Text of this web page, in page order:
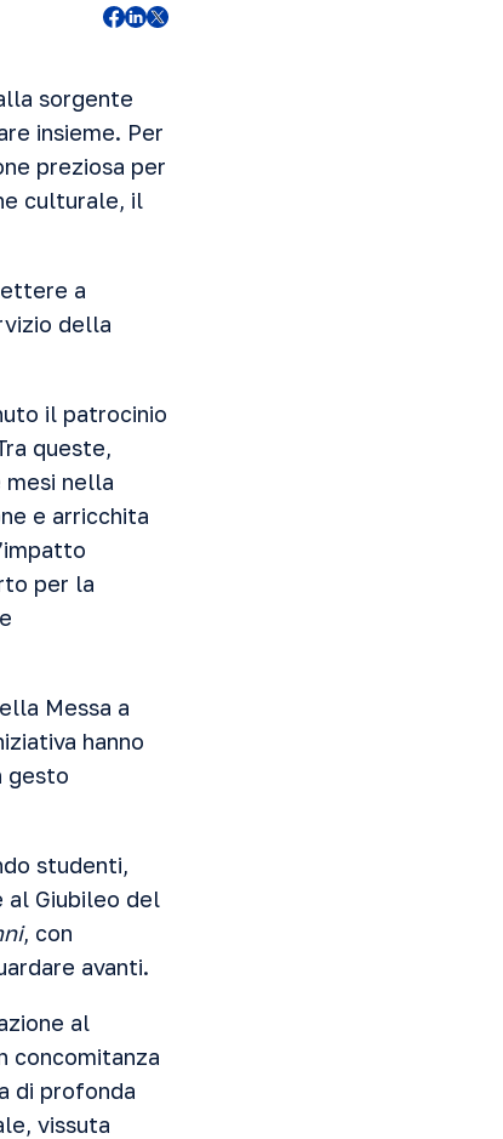
sorgente
insieme. Per
preziosa per
culturale, il
a
della
il patrocinio
queste,
nella
e arricchita
per la
Messa a
hanno
gesto
studenti,
al Giubileo del
, con
avanti.
al
concomitanza
di profonda
vissuta